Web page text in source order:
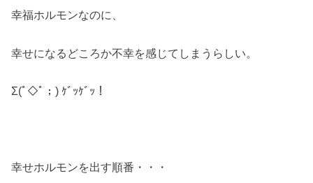
幸福ホルモンなのに、
幸せになるどころか不幸を感じてしまうらしい。
Σ(ﾟ◇ﾟ；) ｹﾞｯｹﾞｯ！
幸せホルモンを出す順番・・・